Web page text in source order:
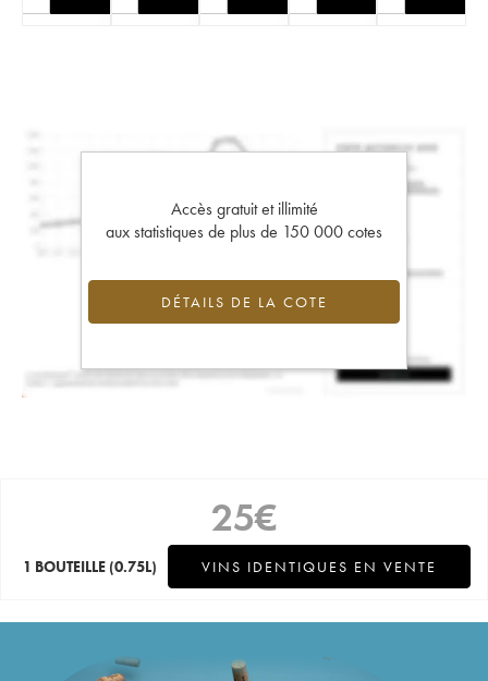
Accès gratuit et illimité
aux statistiques de plus de 150 000 cotes
DÉTAILS DE LA COTE
25€
1 BOUTEILLE (0.75L) VINS IDENTIQUES EN VENTE